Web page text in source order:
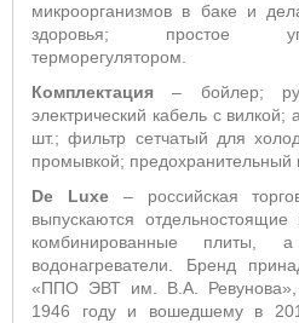
микроорганизмов в баке и
здоровья; простое
терморегулятором.
Комплектация – бойлер;
электрический кабель с
шт.; фильтр сетчатый для
промывкой; предохранительный
De Luxe– российская
выпускаются отдельностоящие
комбинированные плиты,
водонагреватели. Бренд
«ППО ЭВТ им. В.А. Ревунова»,
1946 году и вошедшему в